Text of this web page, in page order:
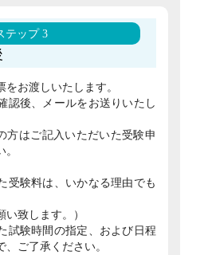
テップ 3
お渡しいたします。
認後、メールをお送りいたし
方はご記入いただいた受験申
験料は、いかなる理由でも
い致します。）
験時間の指定、および日程
ご了承ください。